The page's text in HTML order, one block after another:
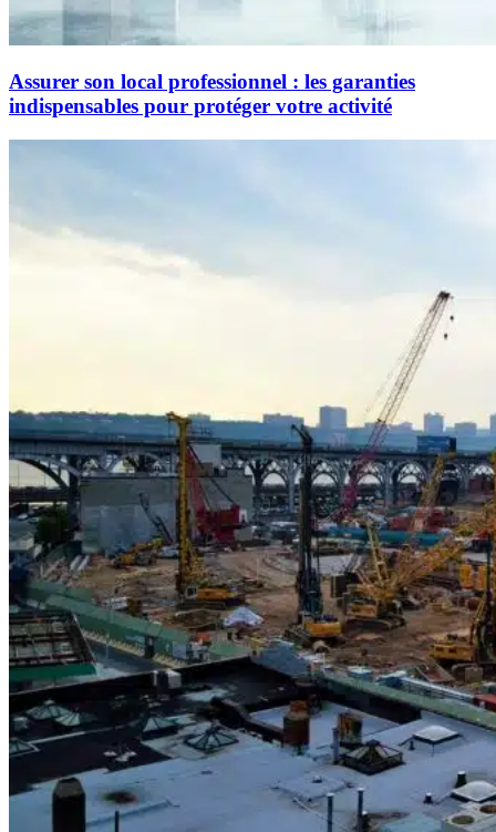
Assurer son local professionnel : les garanties
indispensables pour protéger votre activité